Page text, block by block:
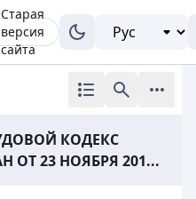
Старая
версия
сайта
КОДЕКС
ОТ 23 НОЯБРЯ 201...